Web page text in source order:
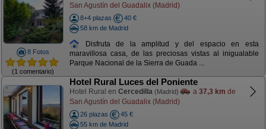
8 Fotos
(1 comentario)
San Agustín del Guadalix (Madrid)
8+4 plazas
40 €
58 km de Madrid
Disfruta de la amplitud y del espacio en esta
maravillosa casa, de las preciosas vistas al inigualable
Parque Nacional de la Sierra de Guada ...
Hotel Rural Luces del Poniente
Hotel Rural en Cercedilla (Madrid) a 37,3 km de
San Agustín del Guadalix (Madrid)
26 plazas
45 €
55 km de Madrid